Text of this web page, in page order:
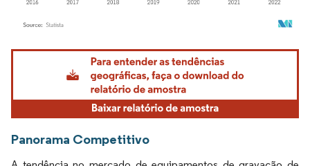
Imagem © Mordor Intelligence. O reuso requer atribuição conforme CC BY 4.0.
Panorama Competitivo